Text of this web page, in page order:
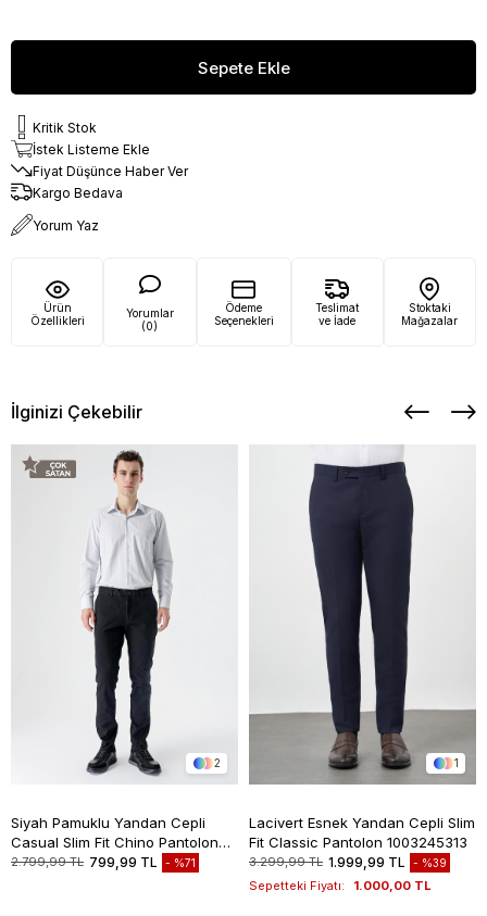
Kritik Stok
İstek Listeme Ekle
Fiyat Düşünce Haber Ver
Kargo Bedava
Yorum Yaz
Ürün
Özellikleri
Yorumlar
(0)
Ödeme
Seçenekleri
Teslimat
ve İade
Stoktaki
Mağazalar
İlginizi Çekebilir
2
Siyah Pamuklu Yandan Cepli
Casual Slim Fit Chino Pantolon
1003235117
2.799,99 TL 799,99 TL %71
1
Lacivert Esnek Yandan Cepli Slim
Fit Classic Pantolon 1003245313
3.299,99 TL 1.999,99 TL %39
Sepetteki Fiyatı: 1.000,00 TL